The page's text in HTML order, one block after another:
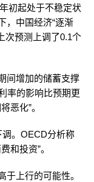
初起处于不稳定状
，中国经济“逐渐
次预测上调了0.1个
间增加的储蓄支撑
率的影响比预期更
恶化”。
。OECD分析称
和投资”。
上行的可能性。